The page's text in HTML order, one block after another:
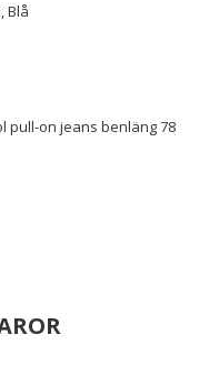
Blå
pull-on jeans benläng 78